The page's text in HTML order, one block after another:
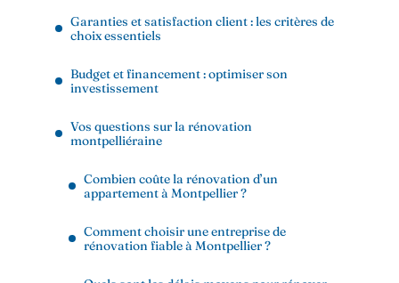
Garanties et satisfaction client : les critères de
choix essentiels
Budget et financement : optimiser son
investissement
Vos questions sur la rénovation
montpelliéraine
Combien coûte la rénovation d’un
appartement à Montpellier ?
Comment choisir une entreprise de
rénovation fiable à Montpellier ?